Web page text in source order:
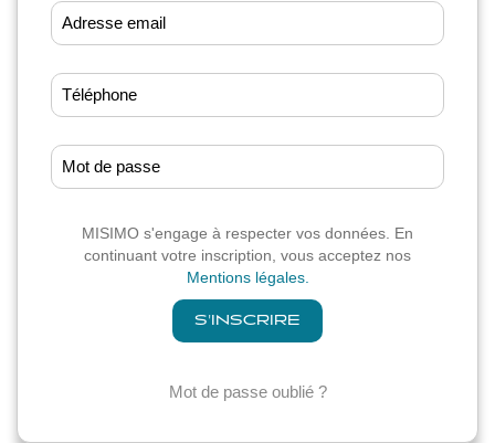
Adresse email
Téléphone
Mot de passe
MISIMO s'engage à respecter vos données. En
continuant votre inscription, vous acceptez nos
Mentions légales.
Mot de passe oublié ?